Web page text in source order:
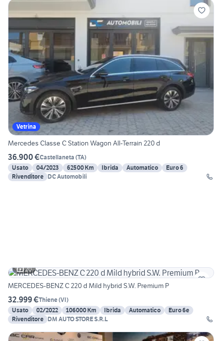
Vetrina
Mercedes Classe C Station Wagon All-Terrain 220 d
36.900 €Castellaneta (TA)
Usato
04/2023 62500 Km Ibrida Automatico
Euro 6
Rivenditore DC Automobili
20
MERCEDES-BENZ C 220 d Mild hybrid S.W. Premium P
32.999 €Thiene(VI)
Usato
02/2022 106000 Km Ibrida Automatico
Euro 6e
Rivenditore DM AUTO STORE S.R.L